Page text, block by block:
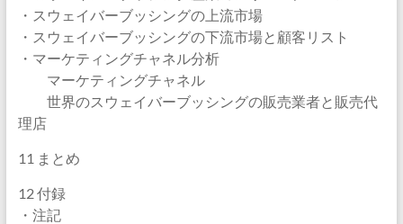
・スウェイバーブッシングの上流市場
・スウェイバーブッシングの下流市場と顧客リスト
・マーケティングチャネル分析
マーケティングチャネル
世界のスウェイバーブッシングの販売業者と販売代
理店
11 まとめ
12 付録
・注記